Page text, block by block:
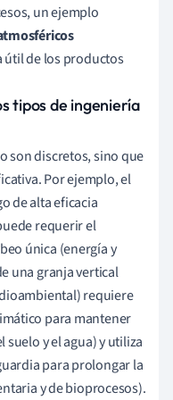
un ejemplo
de los productos
tipos de ingeniería
son discretos, sino que
Por ejemplo, el
de alta eficacia
requerir el
única (energía y
una granja vertical
requiere
para mantener
y el agua) y utiliza
para prolongar la
y de bioprocesos).